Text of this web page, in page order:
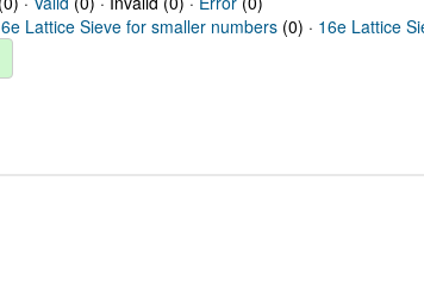
Lattice Sieve for smaller numbers (0) · 16e Lattice